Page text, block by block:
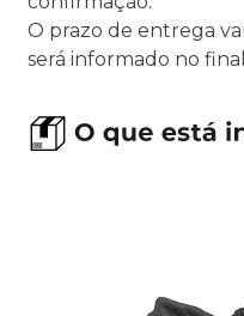
O prazo de entrega
será informado no